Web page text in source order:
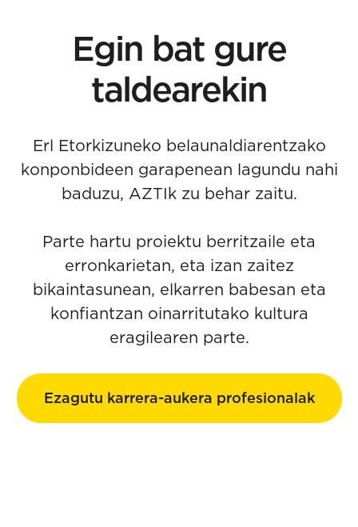
Egin bat gure
taldearekin
Erl Etorkizuneko belaunaldiarentzako
konponbideen garapenean lagundu nahi
baduzu, AZTIk zu behar zaitu.
Parte hartu proiektu berritzaile eta
erronkarietan, eta izan zaitez
bikaintasunean, elkarren babesan eta
konfiantzan oinarritutako kultura
eragilearen parte.
Ezagutu karrera-aukera profesionalak